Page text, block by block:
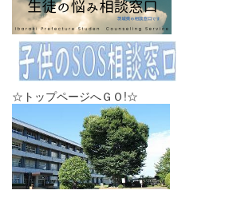
☆トップページへＧＯ!☆